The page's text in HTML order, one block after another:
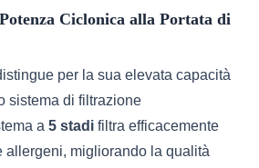
Ciclonica alla Portata di
per la sua elevata capacità
sistema di filtrazione
a 5 stadi filtra efficacemente
allergeni, migliorando la qualità